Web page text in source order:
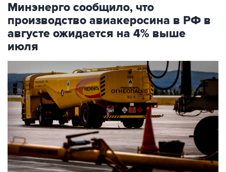
Минэнерго сообщило, что
производство авиакеросина в РФ в
августе ожидается на 4% выше
июля